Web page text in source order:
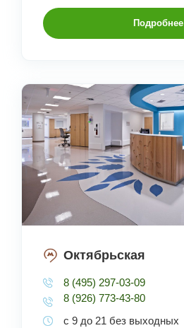
Подробнее
Октябрьская
8 (495) 297-03-09
8 (926) 773-43-80
с 9 до 21 без выходных